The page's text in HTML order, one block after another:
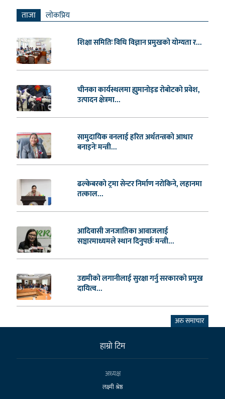
ताजा लाेकप्रिय
शिक्षा समितिः विधि विज्ञान प्रमुखको योग्यता र...
चीनका कार्यस्थलमा ह्युमानोइड रोबोटको प्रवेश,
उत्पादन क्षेत्रमा...
सामुदायिक वनलाई हरित अर्थतन्त्रको आधार
बनाइनेः मन्त्री...
ढल्केबरको ट्रमा सेन्टर निर्माण नरोकिने, लहानमा
तत्काल...
आदिवासी जनजातिका आवाजलाई
सञ्चारमाध्यमले स्थान दिनुपर्छः मन्त्री...
उद्यमीको लगानीलाई सुरक्षा गर्नु सरकारको प्रमुख
दायित्व...
अरु समाचार
हाम्राे टिम
अध्यक्ष
लक्ष्मी श्रेष्ठ